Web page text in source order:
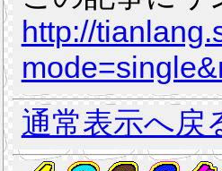
http://
通常表示へ戻